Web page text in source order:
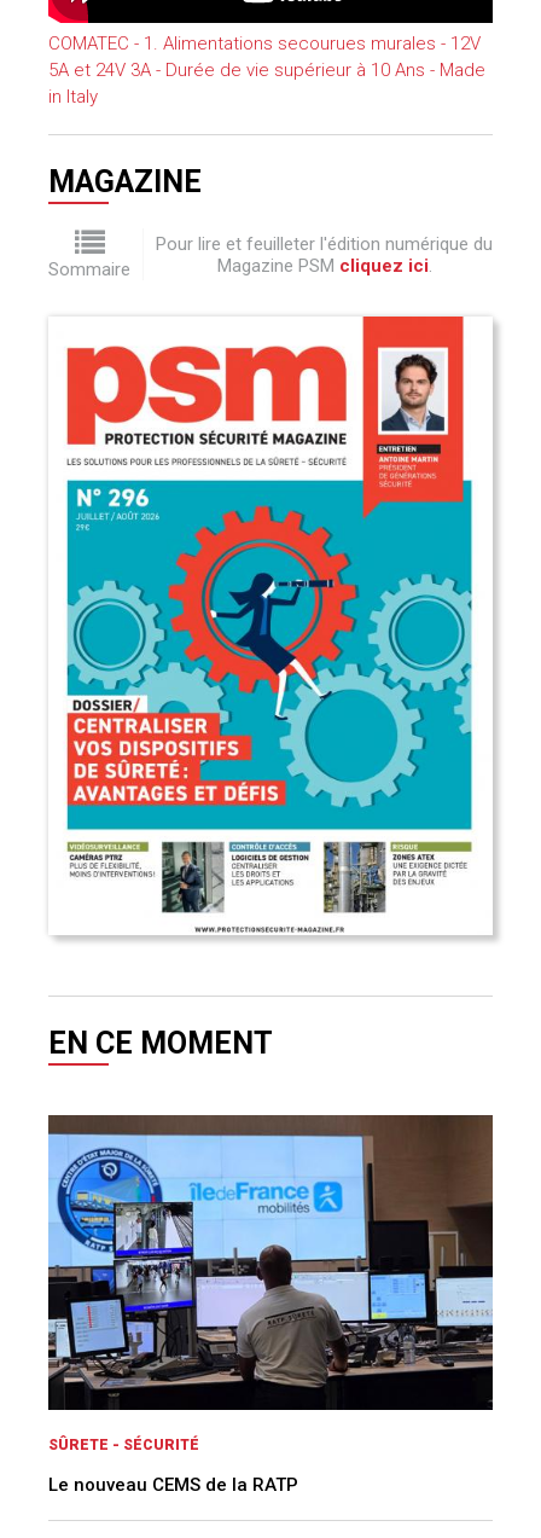
COMATEC - 1. Alimentations secourues murales - 12V
5A et 24V 3A - Durée de vie supérieur à 10 Ans - Made
in Italy
MAGAZINE
Sommaire
Pour lire et feuilleter l'édition numérique du
Magazine PSM cliquez ici.
EN CE MOMENT
SÛRETE - SÉCURITÉ
Le nouveau CEMS de la RATP